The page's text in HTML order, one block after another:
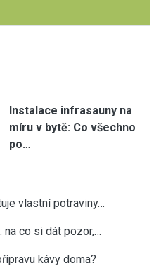
Instalace infrasauny na
míru v bytě: Co všechno
po…
vlastní potraviny…
na co si dát pozor,…
kávy doma?